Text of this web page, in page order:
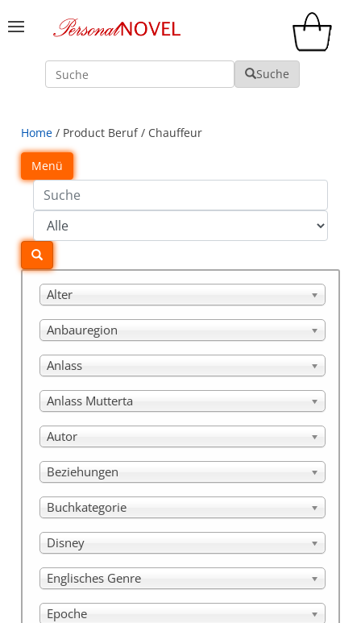
Suche Suche
Home / Product Beruf / Chauffeur
Menü
Alter
Anbauregion
Anlass
Anlass Mutterta
Autor
Beziehungen
Buchkategorie
Disney
Englisches Genre
Epoche